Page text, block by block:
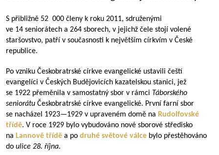
S přibližně 52 000 členy k roku 2011, sdruženými
ve 14 seniorátech a 264 sborech, v jejichž čele stojí volené
staršovstvo, patří v současnosti k největším církvím v České
republice.
Po vzniku Českobratrské církve evangelické ustavili čeští
evangelíci v Českých Budějovicích kazatelskou stanici, jež
se 1922 přeměnila v samostatný sbor v rámci Táborského
seniorátu Českobratrské církve evangelické. První farní sbor
se nacházel 1923—1929 v upraveném domě na Rudolfovské
třídě. V roce 1929 bylo vybudováno nové sborové středisko
na Lannově třídě a po druhé světové válce bylo přestěhováno
do ulice 28. října.